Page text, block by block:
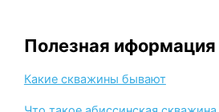
Полезная иформация
Какие скважины бывают